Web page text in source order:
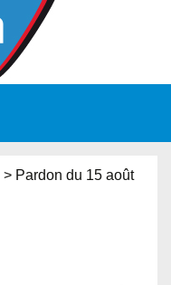
> Pardon du 15 août